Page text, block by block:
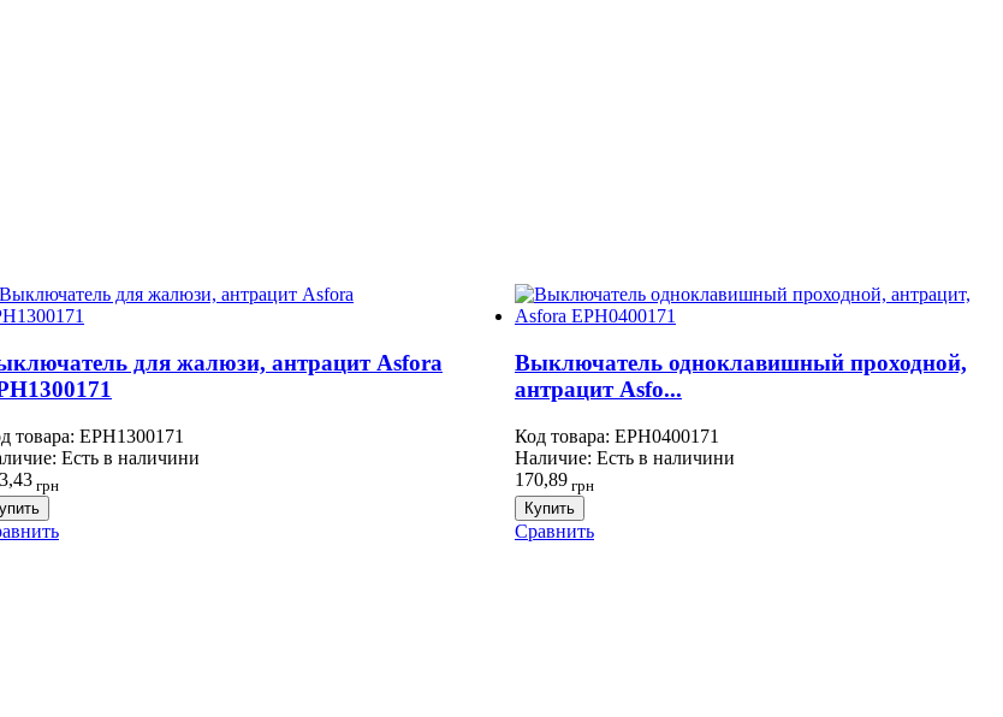
для жалюзи, антрацит Asfora
товара: EPH1300171
Есть в наличини
грн
Выключатель одноклавишный проходной,
антрацит Asfo...
Код товара: EPH0400171
Наличие: Есть в наличини
170,89грн
Купить
Сравнить